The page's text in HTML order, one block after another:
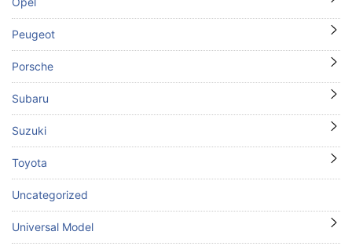
Peugeot
Porsche
Subaru
Suzuki
Toyota
Uncategorized
Universal Model